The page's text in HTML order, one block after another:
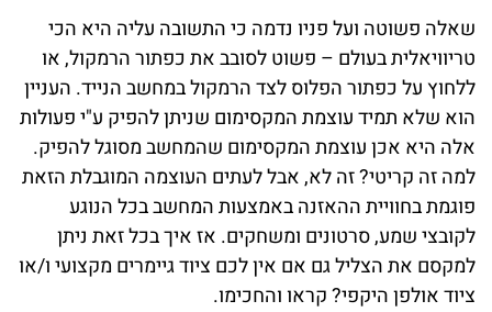
שאלה פשוטה ועל פניו נדמה כי התשובה עליה היא הכי
טריוויאלית בעולם – פשוט לסובב את כפתור הרמקול, או
ללחוץ על כפתור הפלוס לצד הרמקול במחשב הנייד. העניין
הוא שלא תמיד עוצמת המקסימום שניתן להפיק ע"י פעולות
אלה היא אכן עוצמת המקסימום שהמחשב מסוגל להפיק.
למה זה קריטי? זה לא, אבל לעתים העוצמה המוגבלת הזאת
פוגמת בחוויית ההאזנה באמצעות המחשב בכל הנוגע
לקובצי שמע, סרטונים ומשחקים. אז איך בכל זאת ניתן
למקסם את הצליל גם אם אין לכם ציוד גיימרים מקצועי ו/או
ציוד אולפן היקפי? קראו והחכימו.